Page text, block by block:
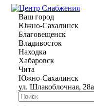
Ваш город
Южно-Сахалинск
Благовещенск
Владивосток
Находка
Хабаровск
Чита
Южно-Сахалинск
ул. Шлакоблочная, 28а